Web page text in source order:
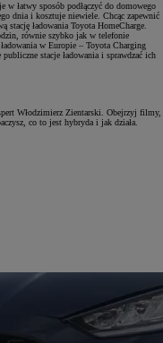
łatwy sposób podłączyć do domowego
dnia i kosztuje niewiele. Chcąc zapewnić
stację ładowania Toyota HomeCharge.
równie szybko jak w telefonie
w Europie – Toyota Charging
stacje ładowania i sprawdzać ich
Włodzimierz Zientarski. Obejrzyj filmy,
co to jest hybryda i jak działa.